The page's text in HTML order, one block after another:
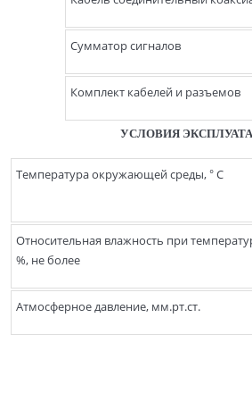
Сумматор сигналов
Комплект кабелей и разъемов
УСЛОВИЯ
Температура окружающей среды, ° С
Относительная влажность при
%, не более
Атмосферное давление, мм.рт.ст.